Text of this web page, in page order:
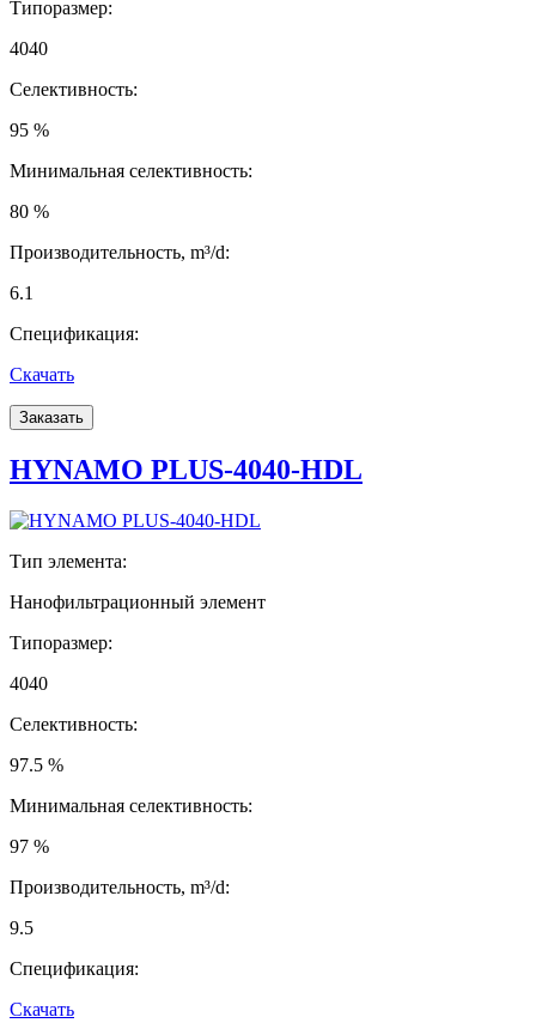
Типоразмер:
4040
Селективность:
95 %
Минимальная селективность:
80 %
Производительность, m³/d:
6.1
Спецификация:
Скачать
Заказать
HYNAMO PLUS-4040-HDL
Тип элемента:
Нанофильтрационный элемент
Типоразмер:
4040
Селективность:
97.5 %
Минимальная селективность:
97 %
Производительность, m³/d:
9.5
Спецификация:
Скачать